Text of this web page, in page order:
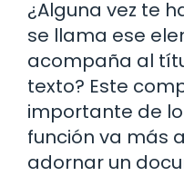
¿Alguna vez te
se llama ese
acompaña al
texto? Este
importante de
función va más
adornar un